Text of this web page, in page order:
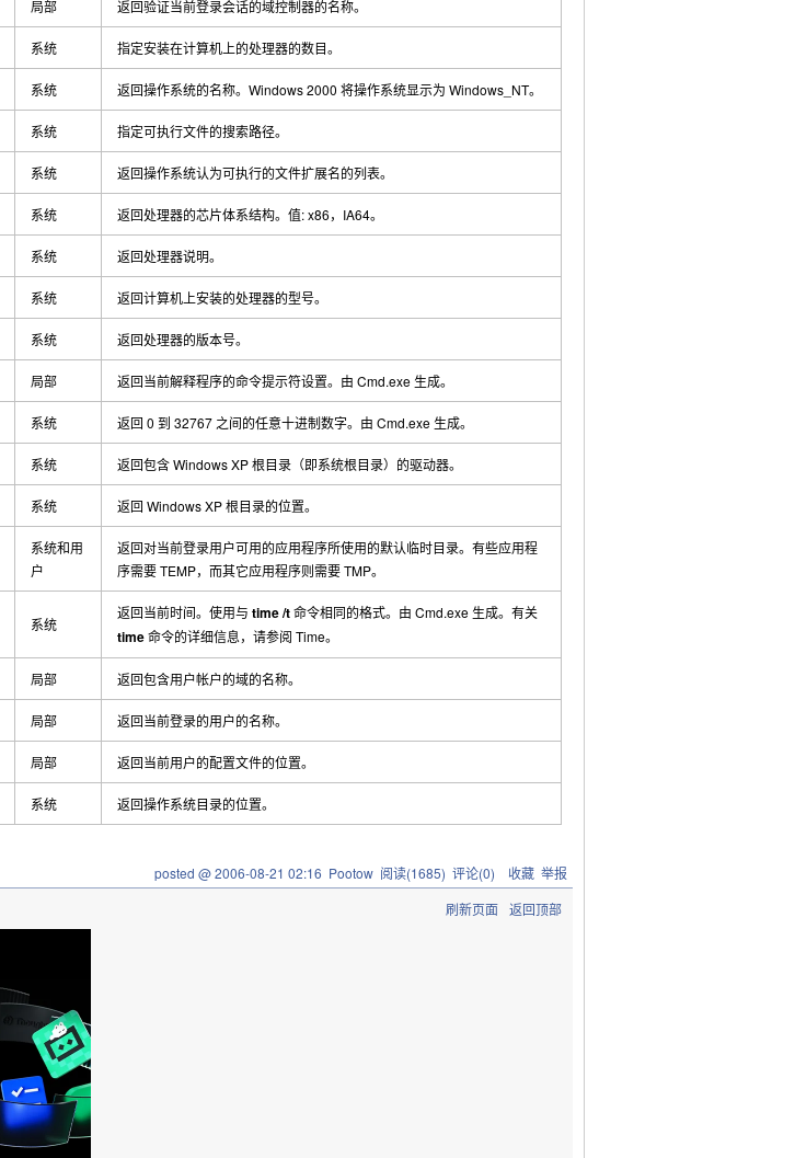
局部 返回验证当前登录会话的域控制器的名称。
系统 指定安装在计算机上的处理器的数目。
系统 返回操作系统的名称。 Windows 2000 将操作系统显示为 Windows_NT。
系统 指定可执行文件的搜索路径。
系统 返回操作系统认为可执行的文件扩展名的列表。
系统 返回处理器的芯片体系结构。值:x86，IA64。
系统 返回处理器说明。
系统 返回计算机上安装的处理器的型号。
系统 返回处理器的版本号。
局部 返回当前解释程序的命令提示符设置。由 Cmd.exe 生成。
系统 返回 0 到 32767 之间的任意十进制数字。由 Cmd.exe 生成。
系统 返回包含Windows XP根目录（即系统根目录）的驱动器。
系统 返回 Windows XP根目录的位置。
系统和用
户
返回对当前登录用户可用的应用程序所使用的默认临时目录。有些应用程
序需要 TEMP，而其它应用程序则需要 TMP。
系统
返回当前时间。使用与 time /t命令相同的格式。由 Cmd.exe 生成。有关
time命令的详细信息，请参阅 Time。
局部 返回包含用户帐户的域的名称。
局部 返回当前登录的用户的名称。
局部 返回当前用户的配置文件的位置。
系统 返回操作系统目录的位置。
posted @2006-08-21 02:16 Pootow阅读(1685) 评论(0) 收藏 举报
刷新页面
返回顶部